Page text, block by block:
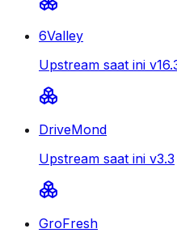
6Valley
Upstream saat ini
DriveMond
Upstream saat ini v3.3
GroFresh